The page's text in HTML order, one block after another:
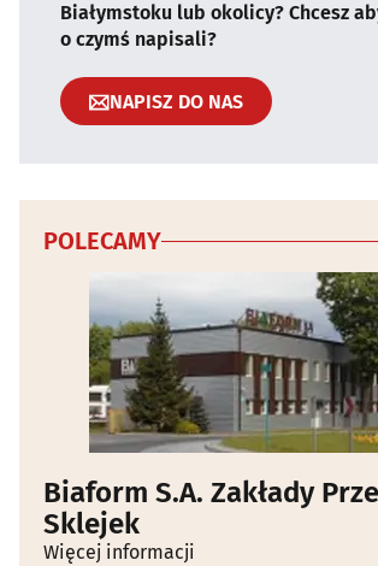
Białymstoku lub okolicy? Chcesz
o czymś napisali?
NAPISZ DO NAS
POLECAMY
Biaform S.A. Zakłady
Sklejek
Więcej informacji